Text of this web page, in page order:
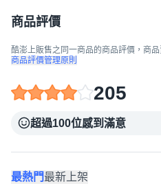
商品評價
酷澎上販售之同一商品的商品評價，商品
商品評價管理原則
205
超過100位感到滿意
最熱門最新上架